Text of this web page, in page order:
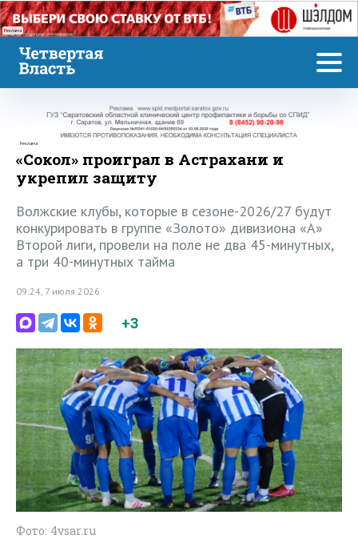
Реклама
Реклама
«Сокол» проиграл в Астрахани и
укрепил защиту
Волжские клубы, которые в сезоне-2026/27 будут
конкурировать в группе «Золото» дивизиона «А»
Второй лиги, провели на поле не два 45-минутных,
а три 40-минутных тайма
09:24, 7 июля 2026
+3
Фото: 4vsar.ru